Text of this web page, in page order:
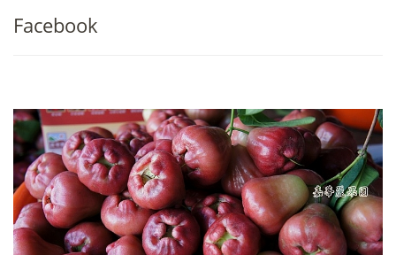
Facebook